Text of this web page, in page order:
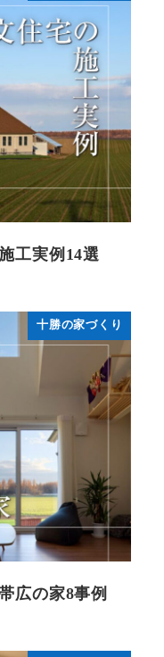
工実例14選
十勝の家づくり
広の家8事例